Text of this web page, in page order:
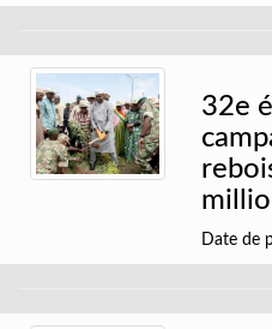
32e
Date de